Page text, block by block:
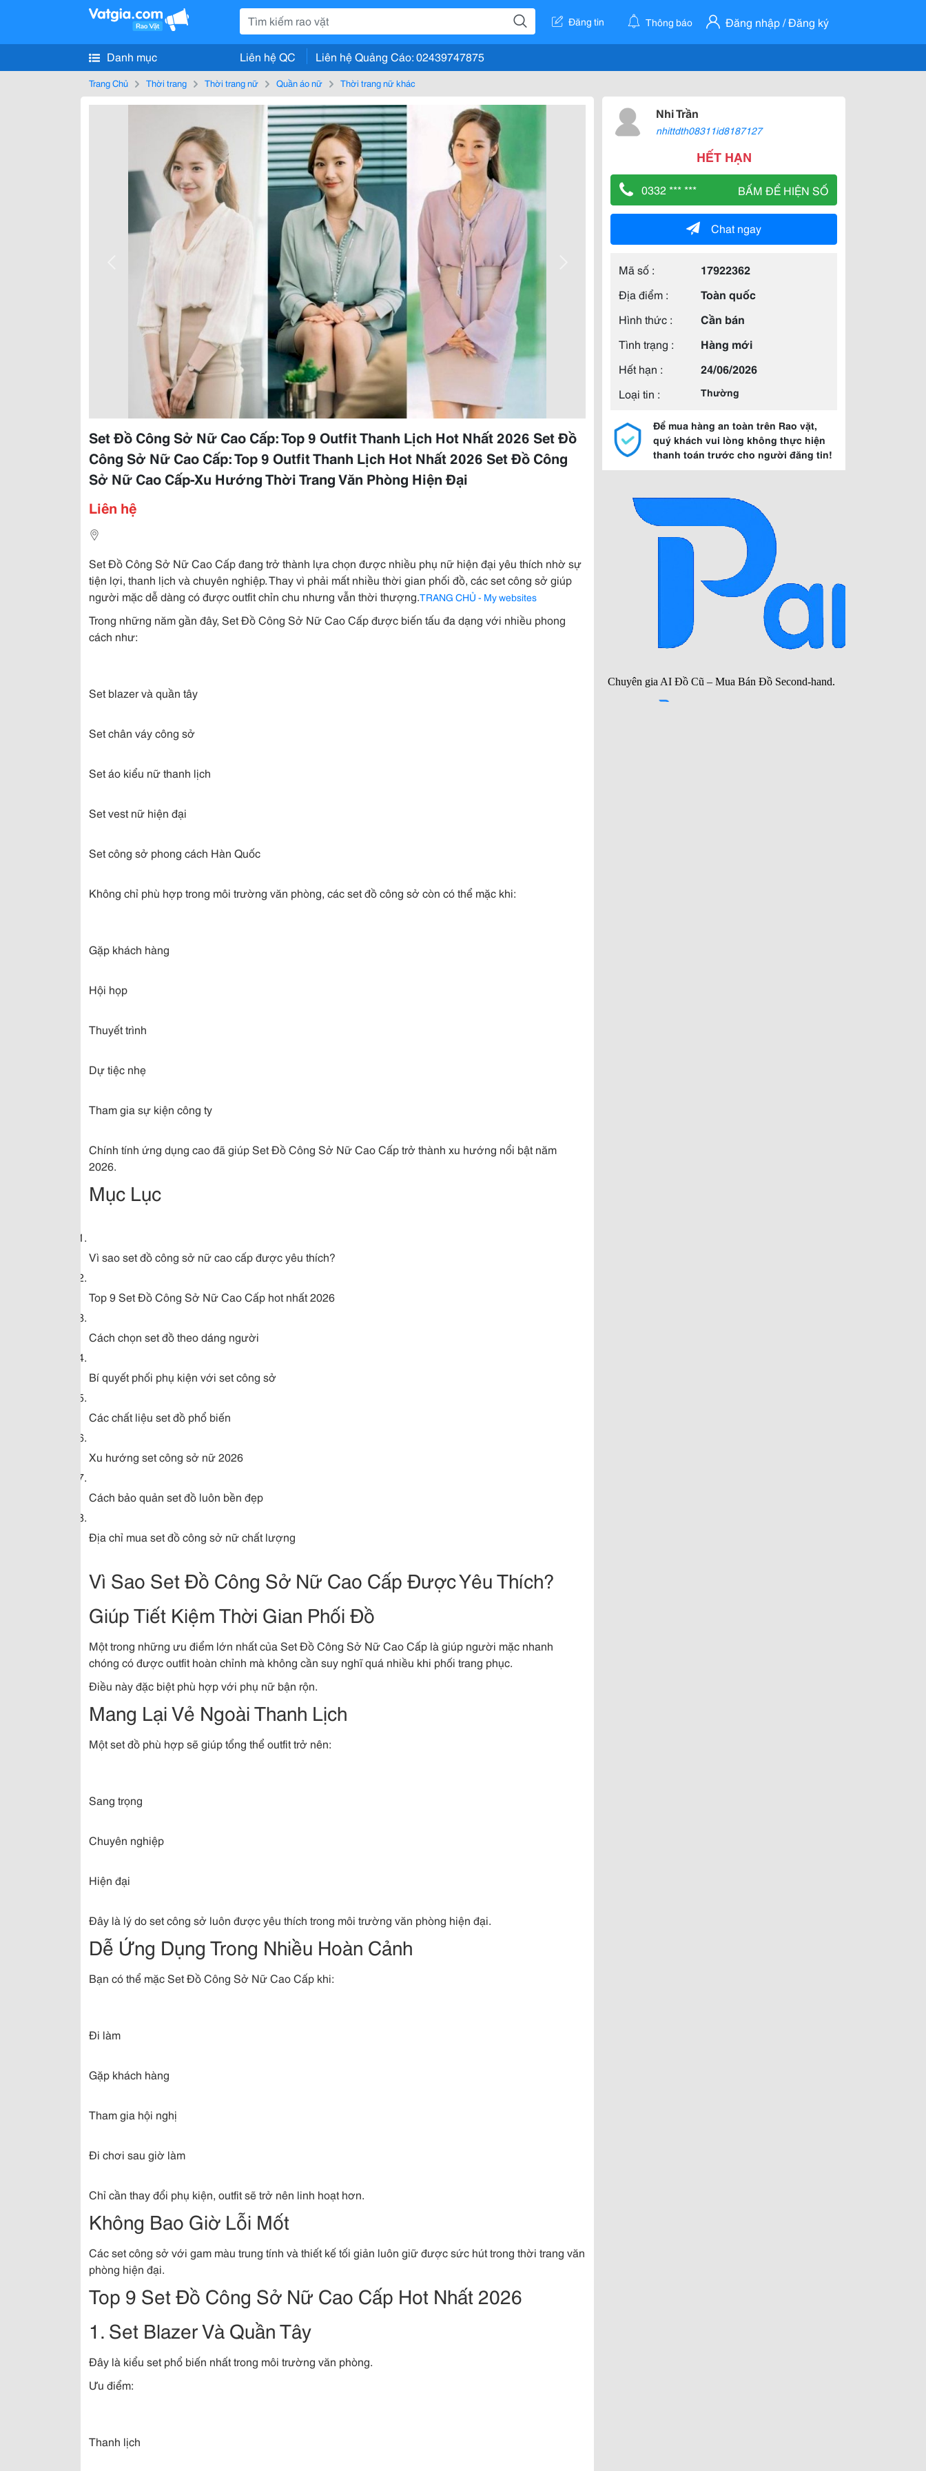
Đăng tin Thông báo Đăng nhập / Đăng ký
Danh mục Liên hệ QC Liên hệ Quảng Cáo: 02439747875
Trang Chủ Thời trang Thời trang nữ Quần áo nữ Thời trang nữ khác
Set Đồ Công Sở Nữ Cao Cấp: Top 9 Outfit Thanh Lịch Hot Nhất 2026 Set Đồ
Công Sở Nữ Cao Cấp: Top 9 Outfit Thanh Lịch Hot Nhất 2026 Set Đồ Công
Sở Nữ Cao Cấp-Xu Hướng Thời Trang Văn Phòng Hiện Đại
Liên hệ
Set Đồ Công Sở Nữ Cao Cấp đang trở thành lựa chọn được nhiều phụ nữ hiện đại yêu thích nhờ sự
tiện lợi, thanh lịch và chuyên nghiệp. Thay vì phải mất nhiều thời gian phối đồ, các set công sở giúp
người mặc dễ dàng có được outfit chỉn chu nhưng vẫn thời thượng.TRANG CHỦ - My websites
Trong những năm gần đây, Set Đồ Công Sở Nữ Cao Cấp được biến tấu đa dạng với nhiều phong
cách như:
Set blazer và quần tây
Set chân váy công sở
Set áo kiểu nữ thanh lịch
Set vest nữ hiện đại
Set công sở phong cách Hàn Quốc
Không chỉ phù hợp trong môi trường văn phòng, các set đồ công sở còn có thể mặc khi:
Gặp khách hàng
Hội họp
Thuyết trình
Dự tiệc nhẹ
Tham gia sự kiện công ty
Chính tính ứng dụng cao đã giúp Set Đồ Công Sở Nữ Cao Cấp trở thành xu hướng nổi bật năm
2026.
Mục Lục
Vì sao set đồ công sở nữ cao cấp được yêu thích?
Top 9 Set Đồ Công Sở Nữ Cao Cấp hot nhất 2026
Cách chọn set đồ theo dáng người
Bí quyết phối phụ kiện với set công sở
Các chất liệu set đồ phổ biến
Xu hướng set công sở nữ 2026
Cách bảo quản set đồ luôn bền đẹp
Địa chỉ mua set đồ công sở nữ chất lượng
Vì Sao Set Đồ Công Sở Nữ Cao Cấp Được Yêu Thích?
Giúp Tiết Kiệm Thời Gian Phối Đồ
Một trong những ưu điểm lớn nhất của Set Đồ Công Sở Nữ Cao Cấp là giúp người mặc nhanh
chóng có được outfit hoàn chỉnh mà không cần suy nghĩ quá nhiều khi phối trang phục.
Điều này đặc biệt phù hợp với phụ nữ bận rộn.
Mang Lại Vẻ Ngoài Thanh Lịch
Một set đồ phù hợp sẽ giúp tổng thể outfit trở nên:
Sang trọng
Chuyên nghiệp
Hiện đại
Đây là lý do set công sở luôn được yêu thích trong môi trường văn phòng hiện đại.
Dễ Ứng Dụng Trong Nhiều Hoàn Cảnh
Bạn có thể mặc Set Đồ Công Sở Nữ Cao Cấp khi:
Đi làm
Gặp khách hàng
Tham gia hội nghị
Đi chơi sau giờ làm
Chỉ cần thay đổi phụ kiện, outfit sẽ trở nên linh hoạt hơn.
Không Bao Giờ Lỗi Mốt
Các set công sở với gam màu trung tính và thiết kế tối giản luôn giữ được sức hút trong thời trang văn
phòng hiện đại.
Top 9 Set Đồ Công Sở Nữ Cao Cấp Hot Nhất 2026
1. Set Blazer Và Quần Tây
Đây là kiểu set phổ biến nhất trong môi trường văn phòng.
Ưu điểm:
Thanh lịch
Nhi Trần
nhittdth08311id8187127
HẾT HẠN
0332 *** *** BẤM ĐỂ HIỆN SỐ
Chat ngay
Mã số :
17922362
Địa điểm :
Toàn quốc
Hình thức :
Cần bán
Tình trạng :
Hàng mới
Hết hạn :
24/06/2026
Loại tin :
Thường
Để mua hàng an toàn trên Rao vặt,
quý khách vui lòng không thực hiện
thanh toán trước cho người đăng tin!